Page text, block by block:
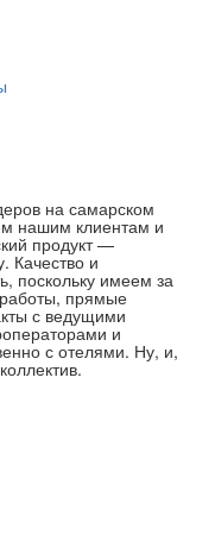
на самарском
нашим клиентам и
продукт —
Качество и
поскольку имеем за
прямые
с ведущими
и
с отелями. Ну, и,